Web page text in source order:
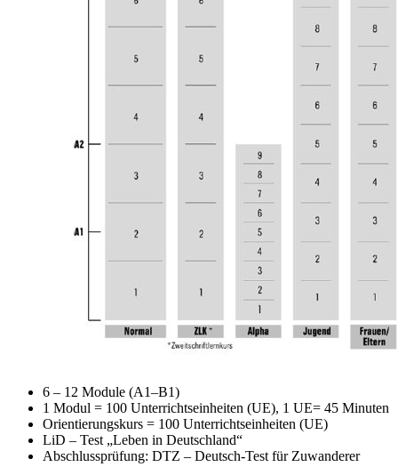
6 – 12 Module (A1–B1)
1 Modul = 100 Unterrichtseinheiten (UE), 1 UE= 45 Minuten
Orientierungskurs = 100 Unterrichtseinheiten (UE)
LiD – Test „Leben in Deutschland“
Abschlussprüfung: DTZ – Deutsch-Test für Zuwanderer